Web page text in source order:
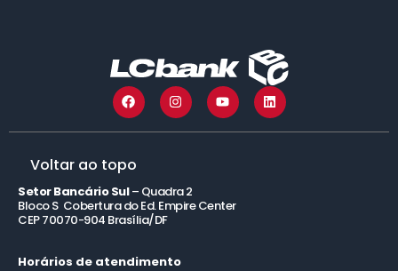
Voltar ao topo
Setor Bancário Sul– Quadra 2
Bloco S Cobertura do Ed. Empire Center
CEP 70070-904 Brasília/DF
Horários de atendimento